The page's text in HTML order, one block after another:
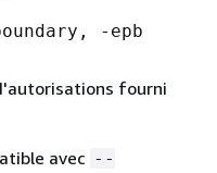
-epb
fourni
avec --